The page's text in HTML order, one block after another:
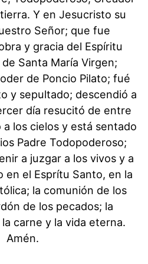
Y en Jesucristo su
Señor; que fue
y gracia del Espíritu
Santa María Virgen;
de Poncio Pilato; fué
y sepultado; descendió a
día resucitó de entre
los cielos y está sentado
Padre Todopoderoso;
a juzgar a los vivos y a
en el Esprítu Santo, en la
la comunión de los
de los pecados; la
carne y la vida eterna.
Amén.